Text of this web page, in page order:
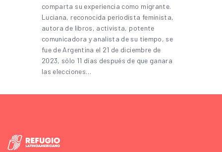
comparta su experiencia como migrante.
Luciana, reconocida periodista feminista,
autora de libros, activista, potente
comunicadora y analista de su tiempo, se
fue de Argentina el 21 de diciembre de
2023, sólo 11 días después de que ganara
las elecciones…